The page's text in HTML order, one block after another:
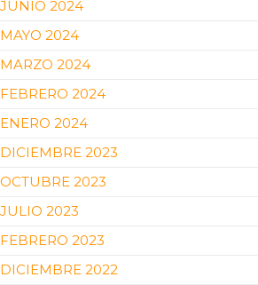
JUNIO 2024
MAYO 2024
MARZO 2024
FEBRERO 2024
ENERO 2024
DICIEMBRE 2023
OCTUBRE 2023
JULIO 2023
FEBRERO 2023
DICIEMBRE 2022